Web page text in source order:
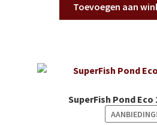
Toevoegen aan
SuperFish Pond Eco
AANBIEDING!